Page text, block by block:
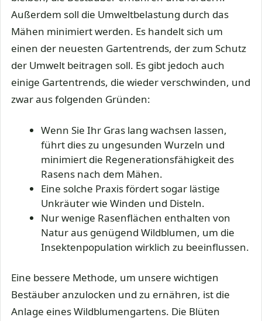
Außerdem soll die Umweltbelastung durch das
Mähen minimiert werden. Es handelt sich um
einen der neuesten Gartentrends, der zum Schutz
der Umwelt beitragen soll. Es gibt jedoch auch
einige Gartentrends, die wieder verschwinden, und
zwar aus folgenden Gründen:
Wenn Sie Ihr Gras lang wachsen lassen,
führt dies zu ungesunden Wurzeln und
minimiert die Regenerationsfähigkeit des
Rasens nach dem Mähen.
Eine solche Praxis fördert sogar lästige
Unkräuter wie Winden und Disteln.
Nur wenige Rasenflächen enthalten von
Natur aus genügend Wildblumen, um die
Insektenpopulation wirklich zu beeinflussen.
Eine bessere Methode, um unsere wichtigen
Bestäuber anzulocken und zu ernähren, ist die
Anlage eines Wildblumengartens. Die Blüten